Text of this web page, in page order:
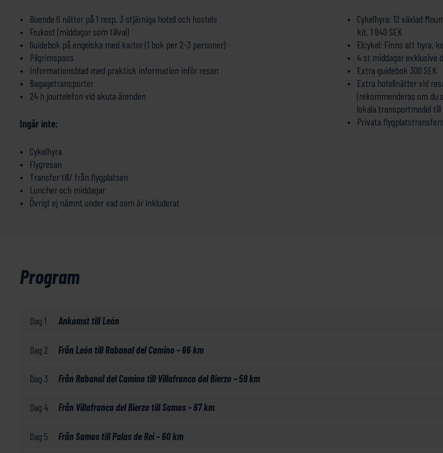
Boende 6 nätter på 1 resp. 3 stjärniga hotell och hostels
Frukost (middagar som tillval)
Guidebok på engelska med kartor (1 bok per 2-3 personer)
Pilgrimspass
Informationsblad med praktisk information inför resan
Bagagetransporter
24 h jourtelefon vid akuta ärenden
Ingår inte:
Cykelhyra
Flygresan
Transfer till/ från flygplatsen
Luncher och middagar
Övrigt ej nämnt under vad som är inkluderat
Cykelhyra: 12 växlad
kit. 1 840 SEK
Elcykel: Finns att hyra,
4 st middagar exklusive
Extra guidebok 300 SEK
Extra hotellnätter vid
(rekommenderas om
lokala transportmedel
Privata
Program
Dag 1 Ankomst till León
Dag 2 Från León till Rabanal del Camino – 66 km
Dag 3 Från Rabanal del Camino till Villafranca del Bierzo – 59 km
Dag 4 Från Villafranca del Bierzo till Samos – 67 km
Dag 5 Från Samos till Palas de Rei – 60 km